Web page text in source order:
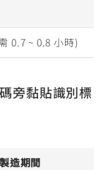
0.7 ~ 0.8 小時)
旁黏貼識別標
造期間